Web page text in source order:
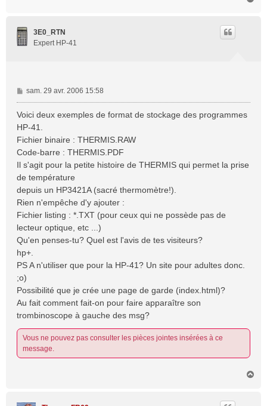
3E0_RTN
Expert HP-41
M
e
s
s
g
e
sam. 29 avr. 2006 15:58
Voici deux exemples de format de stockage des programmes
HP-41.
Fichier binaire : THERMIS.RAW
Code-barre : THERMIS.PDF
Il s'agit pour la petite histoire de THERMIS qui permet la prise
de température
depuis un HP3421A (sacré thermomètre!).
Rien n'empêche d'y ajouter :
Fichier listing : *.TXT (pour ceux qui ne possède pas de
lecteur optique, etc ...)
Qu'en penses-tu? Quel est l'avis de tes visiteurs?
hp+.
PS A n'utiliser que pour la HP-41? Un site pour adultes donc.
;o)
Possibilité que je crée une page de garde (index.html)?
Au fait comment fait-on pour faire apparaître son
trombinoscope à gauche des msg?
Vous ne pouvez pas consulter les pièces jointes insérées à ce
message.